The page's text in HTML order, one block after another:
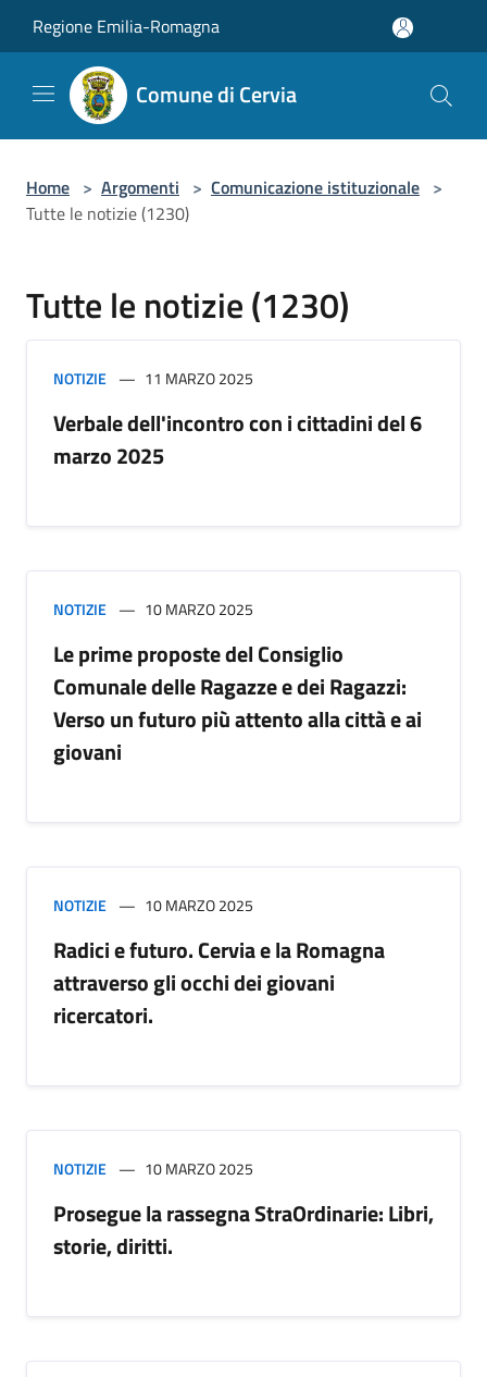
Regione Emilia-Romagna
Comune di Cervia
Home > Argomenti > Comunicazione istituzionale >
Tutte le notizie (1230)
Tutte le notizie (1230)
NOTIZIE 11 MARZO 2025
Verbale dell'incontro con i cittadini del 6
marzo 2025
NOTIZIE 10 MARZO 2025
Le prime proposte del Consiglio
Comunale delle Ragazze e dei Ragazzi:
Verso un futuro più attento alla città e ai
giovani
NOTIZIE 10 MARZO 2025
Radici e futuro. Cervia e la Romagna
attraverso gli occhi dei giovani
ricercatori.
NOTIZIE 10 MARZO 2025
Prosegue la rassegna StraOrdinarie: Libri,
storie, diritti.